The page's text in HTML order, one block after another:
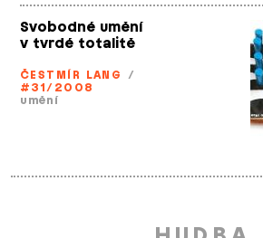
Svobodné umění
v tvrdé totalitě
ČESTMÍR LANG /
#31/2008
umění